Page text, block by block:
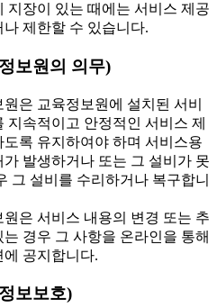
지장이 있는 때에는 서비스 제공
나 제한할 수 있습니다.
보원의 의무)
은 교육정보원에 설치된 서비
지속적이고 안정적인 서비스 제
도록 유지하여야 하며 서비스용
가 발생하거나 또는 그 설비가 못
그 설비를 수리하거나 복구합니
은 서비스 내용의 변경 또는 추
는 경우 그 사항을 온라인을 통해
공지합니다.
보보호)